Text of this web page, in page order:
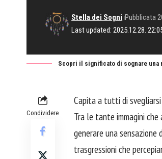
Last updated: 2025.12.28.
Stella dei Sogni Pubblicata
Scopri il significato di sognare una
Condividere
Capita a tutti di
Tra le tante immagini
generare una sensazione
trasgressioni che